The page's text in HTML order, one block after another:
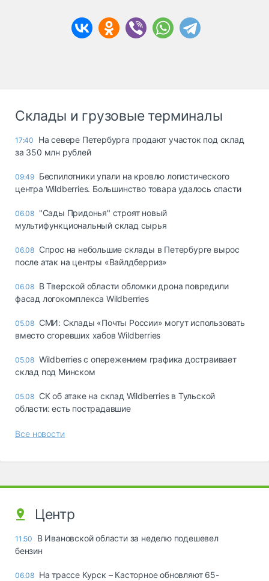
Склады и грузовые терминалы
17:40
На севере Петербурга продают участок под склад
за 350 млн рублей
09:49 Беспилотники упали на кровлю логистического
центра Wildberries. Большинство товара удалось спасти
06.08 "Сады Придонья" строят новый
мультифункциональный склад сырья
06.08 Спрос на небольшие склады в Петербурге вырос
после атак на центры «Вайлдберриз»
06.08 В Тверской области обломки дрона повредили
фасад логокомплекса Wildberries
05.08 СМИ: Склады «Почты России» могут использовать
вместо сгоревших хабов Wildberries
05.08 Wildberries с опережением графика достраивает
склад под Минском
05.08 СК об атаке на склад Wildberries в Тульской
области: есть пострадавшие
Все новости
Центр
11:50
В Ивановской области за неделю подешевел
бензин
06.08 На трассе Курск – Касторное обновляют 65-